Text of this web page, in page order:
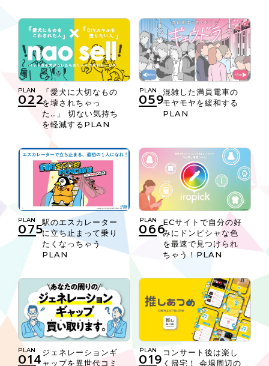
PLAN
022「愛犬に大切なもの
を壊されちゃっ
た…」 切ない気持ち
を軽減するPLAN
PLAN
059混雑した満員電車の
モヤモヤを緩和する
PLAN
PLAN
075駅のエスカレーター
に立ち止まって乗り
たくなっちゃう
PLAN
PLAN
066ECサイトで自分の好
みにドンピシャな色
を最速で見つけられ
ちゃう！PLAN
PLAN
014ジェネレーションギ
ャップを異世代コミ
PLAN
019 コンサート後は楽し
く帰宅！ 会場周辺の